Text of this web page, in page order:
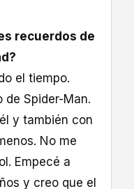
recuerdos de
el tiempo.
de Spider-Man.
y también con
No me
Empecé a
y creo que el